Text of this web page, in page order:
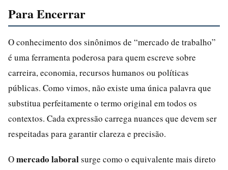
Para Encerrar
O conhecimento dos sinônimos de “mercado de trabalho”
é uma ferramenta poderosa para quem escreve sobre
carreira, economia, recursos humanos ou políticas
públicas. Como vimos, não existe uma única palavra que
substitua perfeitamente o termo original em todos os
contextos. Cada expressão carrega nuances que devem ser
respeitadas para garantir clareza e precisão.
Omercado laboralsurge como o equivalente mais direto